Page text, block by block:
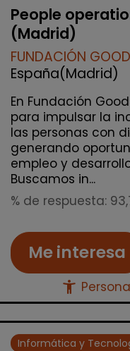
People
(Madrid)
FUNDACIÓN
España(Madrid)
En Fundación
para impulsar la
las personas con
generando
empleo y
Buscamos in...
% de respuesta:
Me interesa
accessibility_new
Informática y